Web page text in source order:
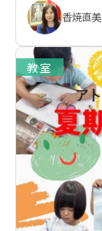
香焼直美
教室